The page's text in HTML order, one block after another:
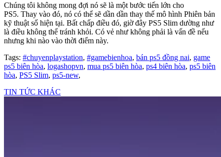
Chúng tôi không mong đợi nó sẽ là một bước tiến lớn cho
PS5. Thay vào đó, nó có thể sẽ dần dần thay thế mô hình Phiên bản
kỹ thuật số hiện tại. Bất chấp điều đó, giờ đây PS5 Slim dường như
là điều không thể tránh khỏi. Có vẻ như không phải là vấn đề nếu
nhưng khi nào vào thời điểm này.
Tags: #chuyenplaystation, #gamebienhoa, bán ps5 đồng nai, game
ps5 biên hòa, logashopvn, mua ps5 biên hòa, ps4 biên hòa, ps5 biên
hòa, PS5 Slim, ps5-new,
TIN TỨC KHÁC